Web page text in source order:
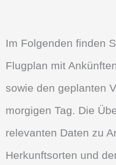
Im Folgenden finden
Flugplan mit
sowie den geplanten
morgigen Tag. Die
relevanten Daten zu
Herkunftsorten und